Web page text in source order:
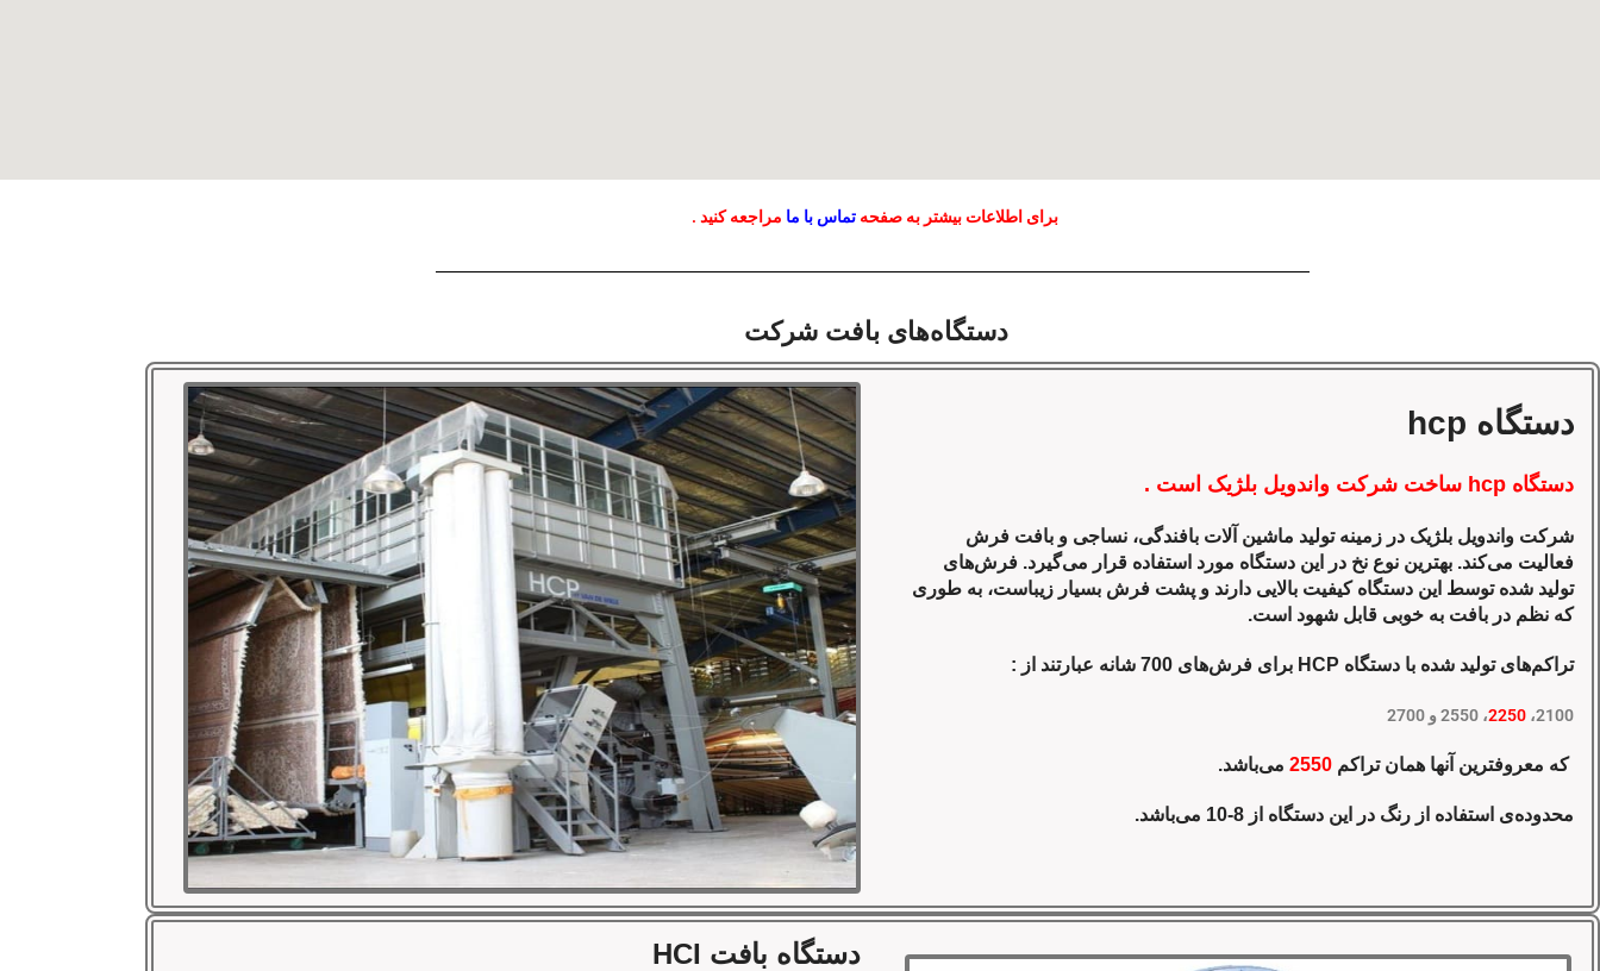
برای اطلاعات بیشتر به صفحهتماس با ما مراجعه کنید .
دستگاه‌های بافت شرکت
دستگاه hcp
دستگاه hcp ساخت شرکت واندویل بلژیک است .
شرکت واندویل بلژیک در زمینه تولید ماشین آلات بافندگی، نساجی و بافت فرش
فعالیت می‌کند. بهترین نوع نخ در این دستگاه مورد استفاده قرار می‌گیرد. فرش‌های
تولید شده توسط این دستگاه کیفیت بالایی دارند و پشت فرش بسیار زیباست، به طوری
که نظم در بافت به خوبی قابل شهود است.
تراکم‌های تولید شده با دستگاه HCP برای فرش‌های 700 شانه عبارتند از :
2100، 2250، 2550 و 2700
که معروفترین آنها همان تراکم 2550 می‌باشد.
محدوده‌ی استفاده از رنگ در این دستگاه از 8-10 می‌باشد.
دستگاه بافت HCI